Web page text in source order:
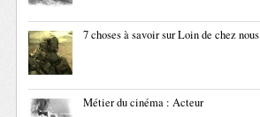
7 choses à savoir sur Loin de chez nous
Métier du cinéma : Acteur